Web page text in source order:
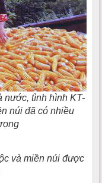
nước, tình hình KT-
núi đã có nhiều
và miền núi được